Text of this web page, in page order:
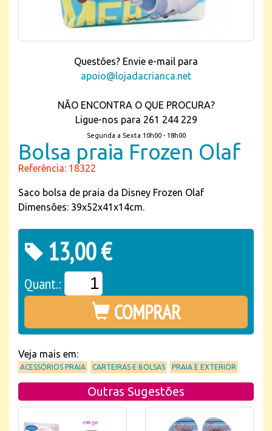
Questões? Envie e-mail para
apoio@lojadacrianca.net
NÃO ENCONTRA O QUE PROCURA?
Ligue-nos para 261 244 229
Segunda a Sexta 10h00 - 18h00
Bolsa praia Frozen Olaf
Referência: 18322
Saco bolsa de praia da Disney Frozen Olaf
Dimensões: 39x52x41x14cm.
13,00 €
Quant.:
COMPRAR
Veja mais em:
ACESSÓRIOS PRAIA CARTEIRAS E BOLSAS PRAIA E EXTERIOR
Outras Sugestões